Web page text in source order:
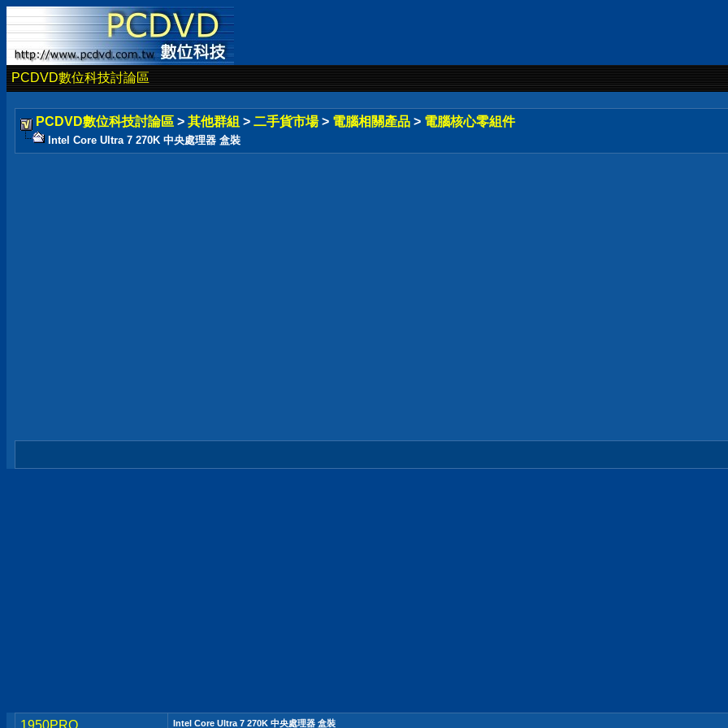
PCDVD數位科技討論區
PCDVD數位科技討論區 > 其他群組 > 二手貨市場 > 電腦相關產品 > 電腦核心零組件
Intel Core Ultra 7 270K 中央處理器 盒裝
1950PRO Intel Core Ultra 7 270K 中央處理器 盒裝